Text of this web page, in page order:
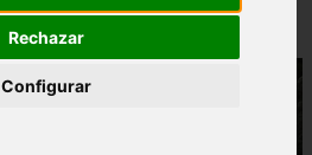
Rechazar
Configurar